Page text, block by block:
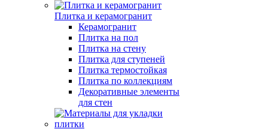
Плитка и керамогранит
Керамогранит
Плитка на пол
Плитка на стену
Плитка для ступеней
Плитка термостойкая
Плитка по коллекциям
Декоративные элементы
для стен